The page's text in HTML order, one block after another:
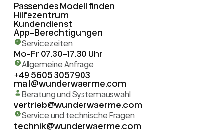
Passendes Modell finden
Hilfezentrum
Kundendienst
App-Berechtigungen
Servicezeiten
Mo-Fr 07:30-17:30 Uhr
Allgemeine Anfrage
+49 5605 3057903
mail@wunderwaerme.com
Beratung und Systemauswahl
vertrieb@wunderwaerme.com
Service und technische Fragen
technik@wunderwaerme.com